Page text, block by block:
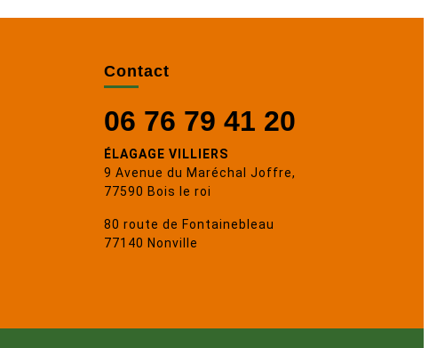
Contact
06 76 79 41 20
ÉLAGAGE VILLIERS
9 Avenue du Maréchal Joffre,
77590 Bois le roi
80 route de Fontainebleau
77140 Nonville